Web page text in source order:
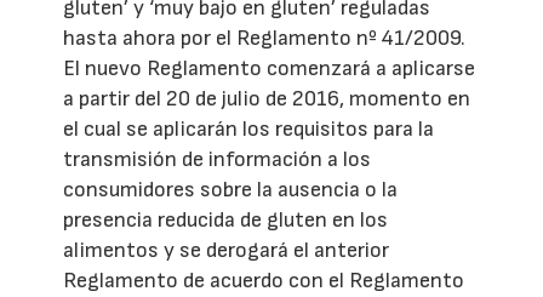
gluten’ y ‘muy bajo en gluten’ reguladas
hasta ahora por el Reglamento nº 41/2009.
El nuevo Reglamento comenzará a aplicarse
a partir del 20 de julio de 2016, momento en
el cual se aplicarán los requisitos para la
transmisión de información a los
consumidores sobre la ausencia o la
presencia reducida de gluten en los
alimentos y se derogará el anterior
Reglamento de acuerdo con el Reglamento